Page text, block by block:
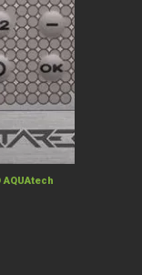
AQUAtech